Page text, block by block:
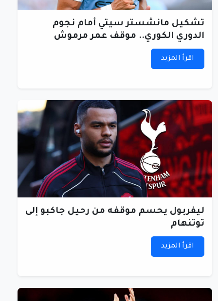
تشكيل مانشستر سيتي أمام نجوم
الدوري الكوري.. موقف عمر مرموش
اقرأ المزيد
ليفربول يحسم موقفه من رحيل جاكبو إلى
توتنهام
اقرأ المزيد